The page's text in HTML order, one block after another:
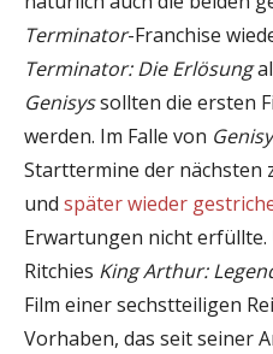
Terminator-Franchise
Terminator: Die Erlösung
Genisyssollten die ersten
werden. Im Falle von
Starttermine der nächsten
und später wieder
Erwartungen nicht erfüllte.
Ritchies King Arthur:
Film einer sechstteiligen
Vorhaben, das seit seiner